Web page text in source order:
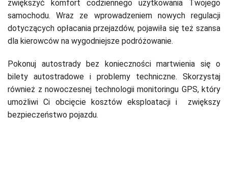
zwiększyć komfort codziennego użytkowania Twojego
samochodu. Wraz ze wprowadzeniem nowych regulacji
dotyczących opłacania przejazdów, pojawiła się też szansa
dla kierowców na wygodniejsze podróżowanie.
Pokonuj autostrady bez konieczności martwienia się o
bilety autostradowe i problemy techniczne. Skorzystaj
również z nowoczesnej technologii monitoringu GPS, który
umożliwi Ci obcięcie kosztów eksploatacji i zwiększy
bezpieczeństwo pojazdu.